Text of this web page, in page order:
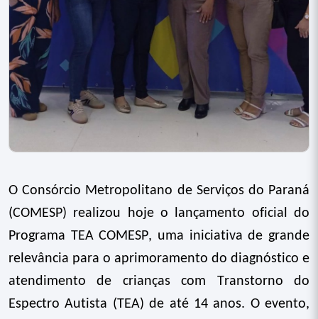
O Consórcio Metropolitano de Serviços do Paraná
(COMESP) realizou hoje o lançamento oficial do
Programa TEA COMESP, uma iniciativa de grande
relevância para o aprimoramento do diagnóstico e
atendimento de crianças com Transtorno do
Espectro Autista (TEA) de até 14 anos. O evento,